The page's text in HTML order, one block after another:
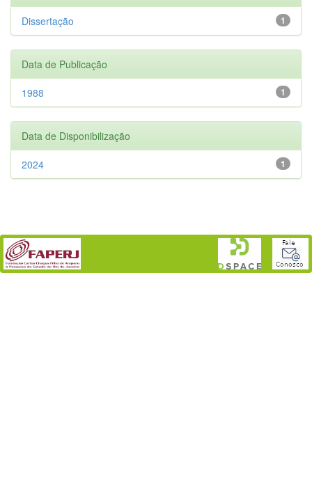
1
Dissertação
Data de Publicação
1
1988
Data de Disponibilização
1
2024